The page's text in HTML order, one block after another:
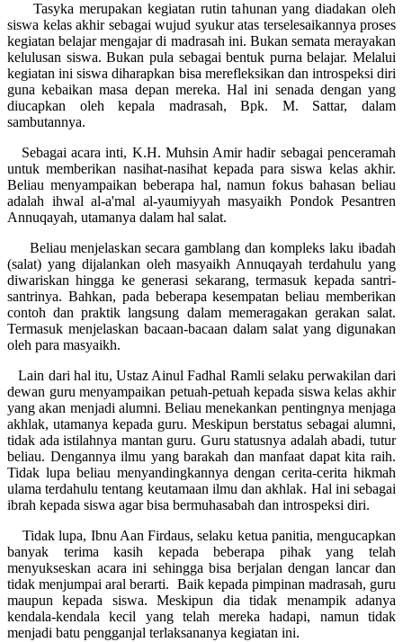
Tasyka merupakan kegiatan rutin tahunan yang diadakan oleh
siswa kelas akhir sebagai wujud syukur atas terselesaikannya proses
kegiatan belajar mengajar di madrasah ini. Bukan semata merayakan
kelulusan siswa. Bukan pula sebagai bentuk purna belajar. Melalui
kegiatan ini siswa diharapkan bisa merefleksikan dan introspeksi diri
guna kebaikan masa depan mereka. Hal ini senada dengan yang
diucapkan oleh kepala madrasah, Bpk. M. Sattar, dalam
sambutannya.
Sebagai acara inti, K.H. Muhsin Amir hadir sebagai penceramah
untuk memberikan nasihat-nasihat kepada para siswa kelas akhir.
Beliau menyampaikan beberapa hal, namun fokus bahasan beliau
adalah ihwal al-a'mal al-yaumiyyah masyaikh Pondok Pesantren
Annuqayah, utamanya dalam hal salat.
Beliau menjelaskan secara gamblang dan kompleks laku ibadah
(salat) yang dijalankan oleh masyaikh Annuqayah terdahulu yang
diwariskan hingga ke generasi sekarang, termasuk kepada santri-
santrinya. Bahkan, pada beberapa kesempatan beliau memberikan
contoh dan praktik langsung dalam memeragakan gerakan salat.
Termasuk menjelaskan bacaan-bacaan dalam salat yang digunakan
oleh para masyaikh.
Lain dari hal itu, Ustaz Ainul Fadhal Ramli selaku perwakilan dari
dewan guru menyampaikan petuah-petuah kepada siswa kelas akhir
yang akan menjadi alumni. Beliau menekankan pentingnya menjaga
akhlak, utamanya kepada guru. Meskipun berstatus sebagai alumni,
tidak ada istilahnya mantan guru. Guru statusnya adalah abadi, tutur
beliau. Dengannya ilmu yang barakah dan manfaat dapat kita raih.
Tidak lupa beliau menyandingkannya dengan cerita-cerita hikmah
ulama terdahulu tentang keutamaan ilmu dan akhlak. Hal ini sebagai
ibrah kepada siswa agar bisa bermuhasabah dan introspeksi diri.
Tidak lupa, Ibnu Aan Firdaus, selaku ketua panitia, mengucapkan
banyak terima kasih kepada beberapa pihak yang telah
menyukseskan acara ini sehingga bisa berjalan dengan lancar dan
tidak menjumpai aral berarti. Baik kepada pimpinan madrasah, guru
maupun kepada siswa. Meskipun dia tidak menampik adanya
kendala-kendala kecil yang telah mereka hadapi, namun tidak
menjadi batu pengganjal terlaksananya kegiatan ini.